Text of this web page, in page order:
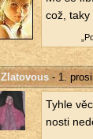
což, taky
Zlatovous- 1.
Tyhle
nos­ti